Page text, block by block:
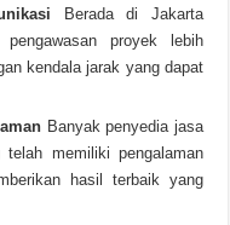
Berada di Jakarta
proyek lebih
kendala jarak yang dapat
Banyak penyedia jasa
memiliki pengalaman
hasil terbaik yang